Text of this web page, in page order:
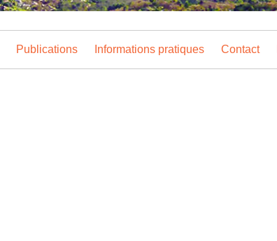
Publications Informations pratiques Contact